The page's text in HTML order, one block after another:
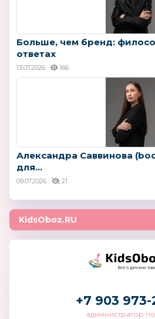
Больше, чем бренд:
ответах
13.07.2026 166
Александра Саввинова
для...
09.07.2026 21
KidsOboz.RU
Всё о детских
+7 903 973-
администратор